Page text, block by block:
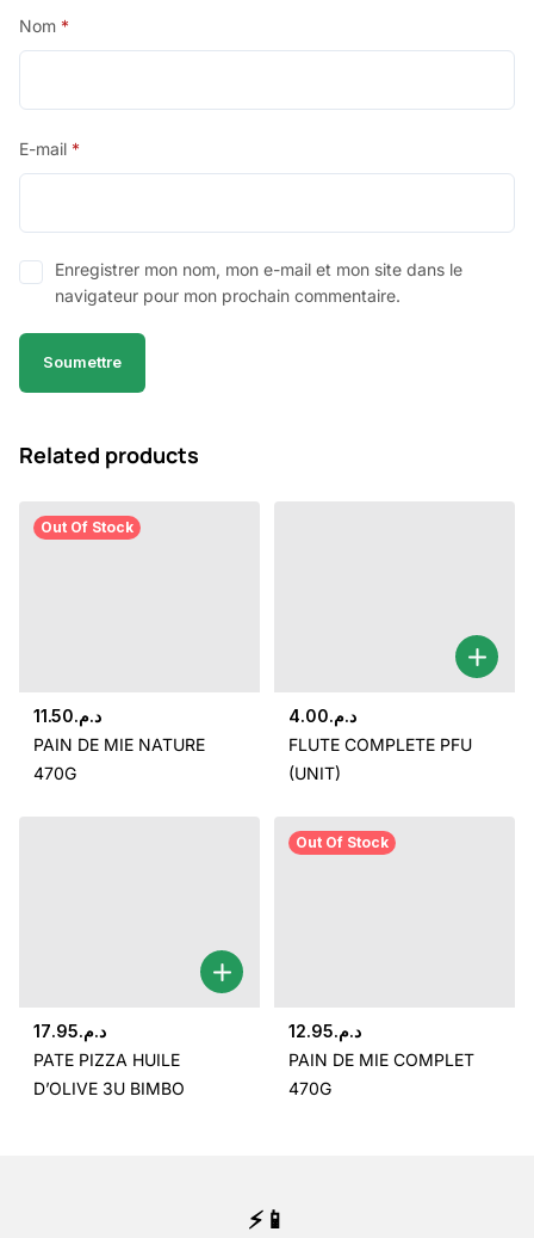
Nom *
E-mail *
Enregistrer mon nom, mon e-mail et mon site dans le
navigateur pour mon prochain commentaire.
Related products
Out Of Stock
د.م.11.50
PAIN DE MIE NATURE
470G
د.م.4.00
FLUTE COMPLETE PFU
(UNIT)
د.م.17.95
PATE PIZZA HUILE
D’OLIVE 3U BIMBO
Out Of Stock
د.م.12.95
PAIN DE MIE COMPLET
470G
⚡📱